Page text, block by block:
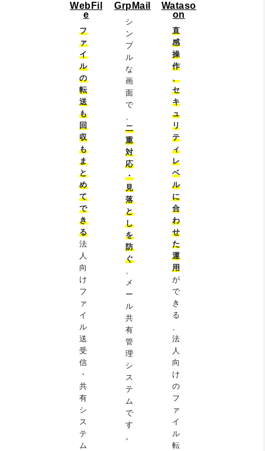
WebFil
e
フ
ァ
イ
ル
の
転
送
も
回
収
も
ま
と
め
て
で
き
る
法
人
向
け
フ
ァ
イ
ル
送
受
信
・
共
有
シ
ス
テ
ム
GrpMail
シ
ン
プ
ル
な
画
面
で
、
二
重
対
応
・
見
落
と
し
を
防
ぐ
、
メ
ー
ル
共
有
管
理
シ
ス
テ
ム
で
す
。
Wataso
on
直
感
操
作
、
セ
キ
ュ
リ
テ
ィ
レ
ベ
ル
に
合
わ
せ
た
運
用
が
で
き
る
、
法
人
向
け
の
フ
ァ
イ
ル
転